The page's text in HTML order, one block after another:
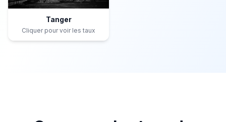
Tanger
Cliquer pour voir les taux